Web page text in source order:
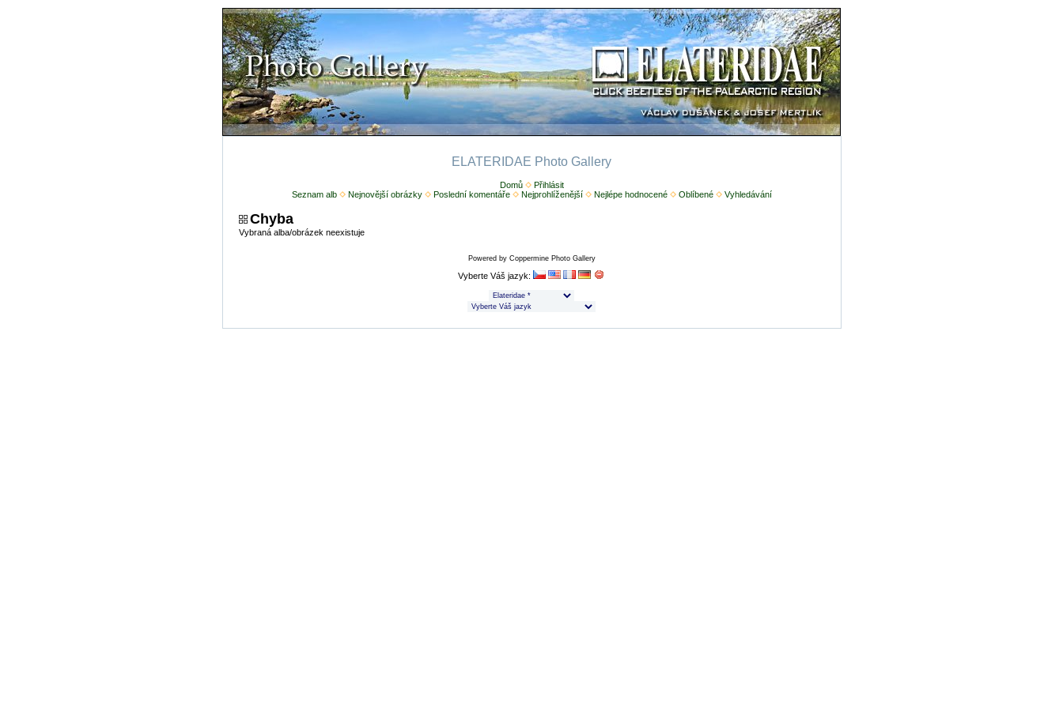
ELATERIDAE Photo Gallery
Domů
Přihlásit
Seznam alb
Nejnovější obrázky Poslední komentáře Nejprohlíženější Nejlépe hodnocené Oblíbené Vyhledávání
Chyba
Vybraná alba/obrázek neexistuje
Powered by Coppermine Photo Gallery
Vyberte Váš jazyk: